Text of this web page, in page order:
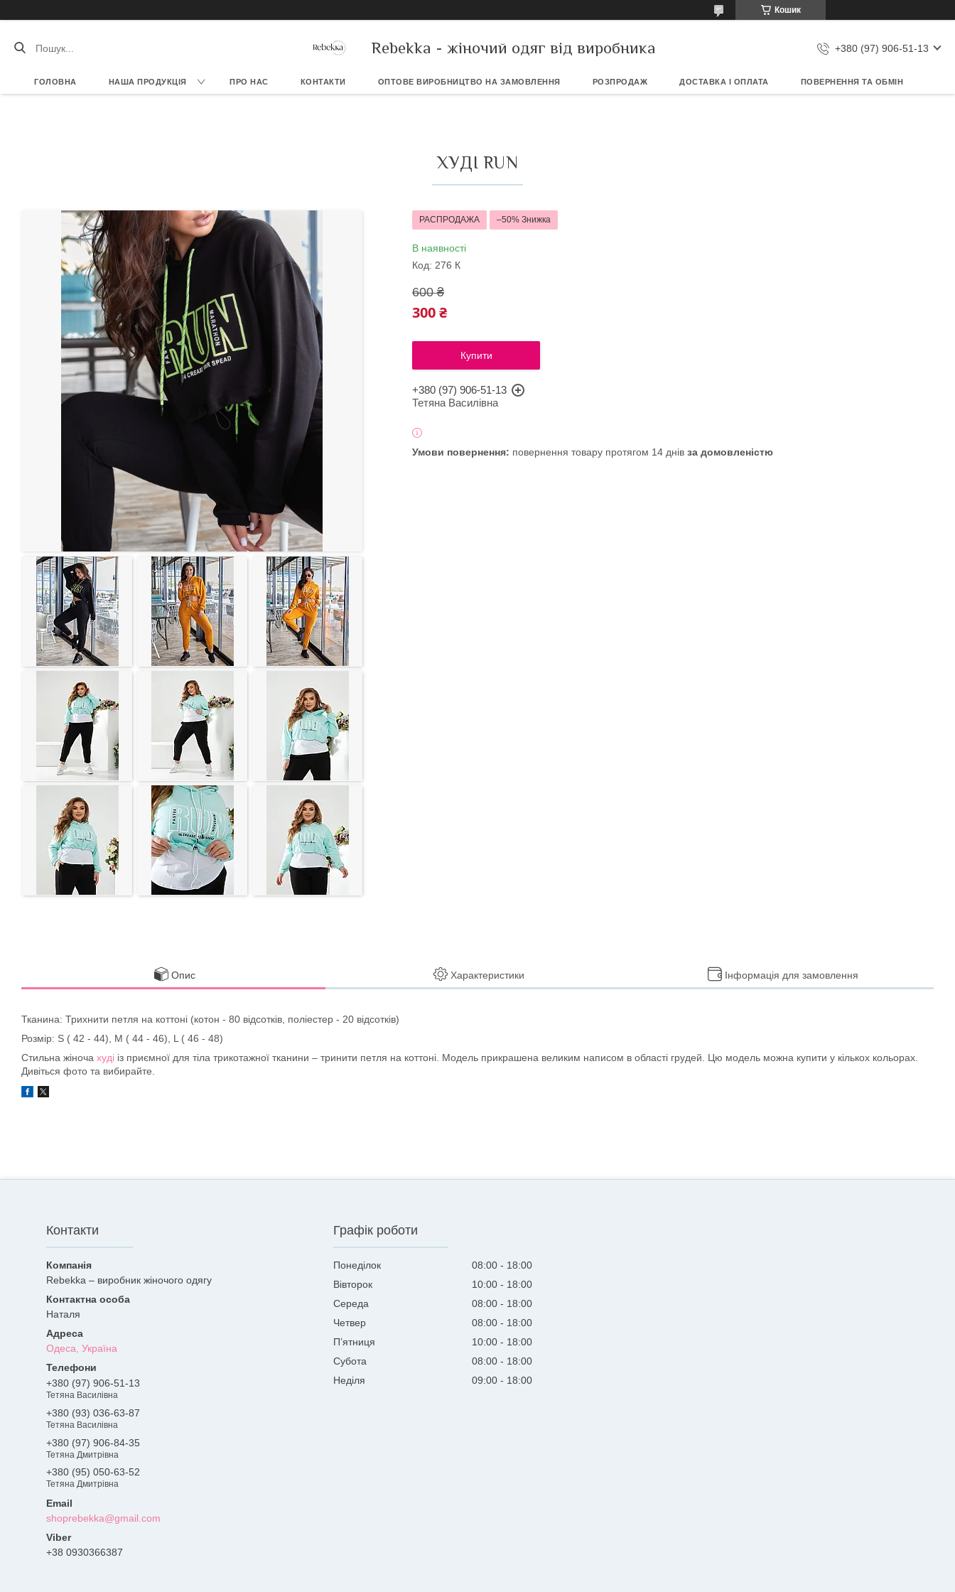
Кошик
Rebekka - жіночий одяг від виробника +380 (97) 906-51-13
ГОЛОВНА НАША ПРОДУКЦІЯ ПРО НАС КОНТАКТИ ОПТОВЕ ВИРОБНИЦТВО НА ЗАМОВЛЕННЯ РОЗПРОДАЖ ДОСТАВКА І ОПЛАТА ПОВЕРНЕННЯ ТА ОБМІН
ХУДІ RUN
РАСПРОДАЖА –50%
В наявності
Код: 276 К
600 ₴
300 ₴
Купити
+380 (97) 906-51-13
Тетяна Василівна
повернення товару протягом 14 днів за домовленістю
Опис Характеристики Інформація для замовлення
Тканина: Трихнити петля на коттоні (котон - 80 відсотків, поліестер - 20 відсотків)
Розмір: S ( 42 - 44), M ( 44 - 46), L ( 46 - 48)
Стильна жіноча худі із приємної для тіла трикотажної тканини – тринити петля на коттоні. Модель прикрашена великим написом в області грудей. Цю модель можна купити у кількох кольорах.
Дивіться фото та вибирайте.
Контакти
Rebekka – виробник жіночого одягу
Наталя
Одеса, Україна
+380 (97) 906-51-13
Тетяна Василівна
+380 (93) 036-63-87
Тетяна Василівна
+380 (97) 906-84-35
Тетяна Дмитрівна
+380 (95) 050-63-52
Тетяна Дмитрівна
shoprebekka@gmail.com
+38 0930366387
Графік роботи
Понеділок 08:00
18:00
Вівторок
10:00
18:00
Середа
08:00
18:00
Четвер
08:00
18:00
Пʼятниця
10:00
18:00
Субота
08:00
18:00
Неділя
09:00 18:00